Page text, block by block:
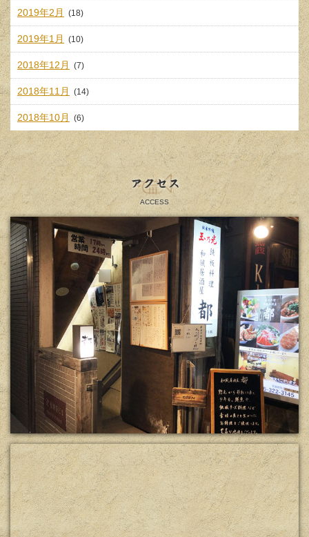
2019年2月 (18)
2019年1月 (10)
2018年12月 (7)
2018年11月 (14)
2018年10月 (6)
アクセス
ACCESS